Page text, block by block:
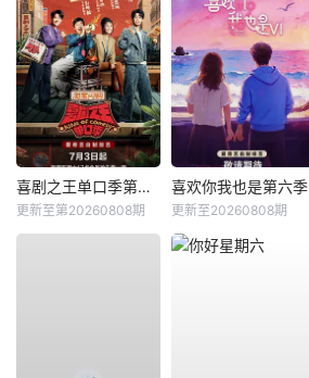
喜剧之王单口季第三季
更新至第20260808期
喜欢你我也是第六季
更新至20260808期